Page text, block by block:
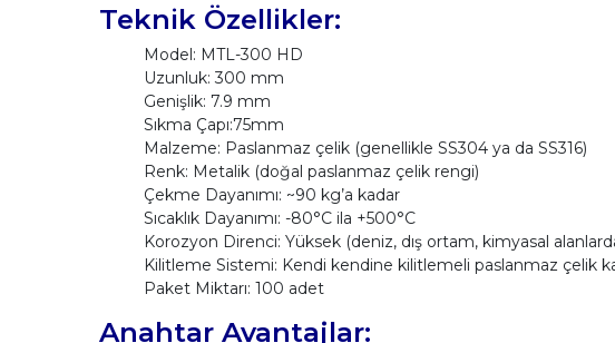
Teknik Özellikler:
Model: MTL-300 HD
Uzunluk: 300 mm
Genişlik: 7.9 mm
Sıkma Çapı:75mm
Malzeme: Paslanmaz çelik (genellikle SS304 ya da SS316)
Renk: Metalik (doğal paslanmaz çelik rengi)
Çekme Dayanımı: ~90 kg’a kadar
Sıcaklık Dayanımı: -80°C ila +500°C
Korozyon Direnci: Yüksek (deniz, dış ortam, kimyasal
Kilitleme Sistemi: Kendi kendine kilitlemeli paslanmaz çelik
Paket Miktarı: 100 adet
Anahtar Avantajlar: